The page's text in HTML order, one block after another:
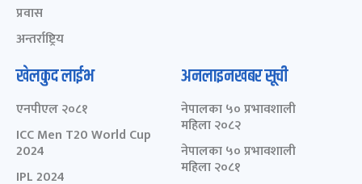
प्रवास
अन्तर्राष्ट्रिय
खेलकुद लाईभ
एनपीएल २०८१
ICC Men T20 World Cup
2024
IPL 2024
अनलाइनखबर सूची
नेपालका ५० प्रभावशाली
महिला २०८२
नेपालका ५० प्रभावशाली
महिला २०८१